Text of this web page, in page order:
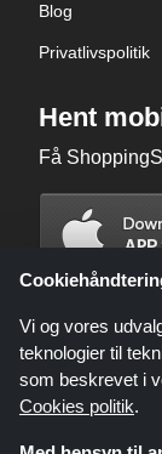
Blog
Privatlivspolitik
Hent
Få
Vi og vores
teknologier til
som beskrevet i
Cookies politik.